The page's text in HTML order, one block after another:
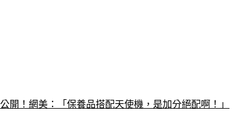
開！網美：「保養品搭配天使機，是加分絕配啊！」